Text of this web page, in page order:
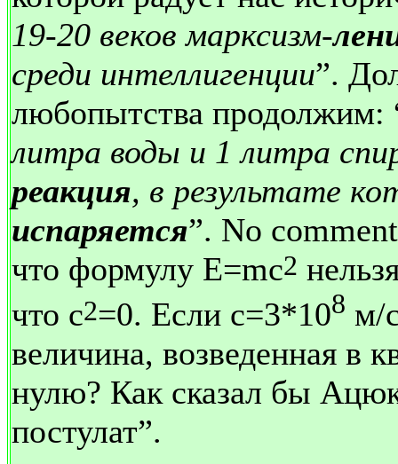
19-20 веков марксизм-
среди интеллигенции”.
любопытства продолжим:
литра воды и 1 литра
реакция, в результате
испаряется”. No
что формулу E=mc2
что c2=0. Если с=3*108 м/
величина, возведенная в
нулю? Как сказал бы
постулат”.